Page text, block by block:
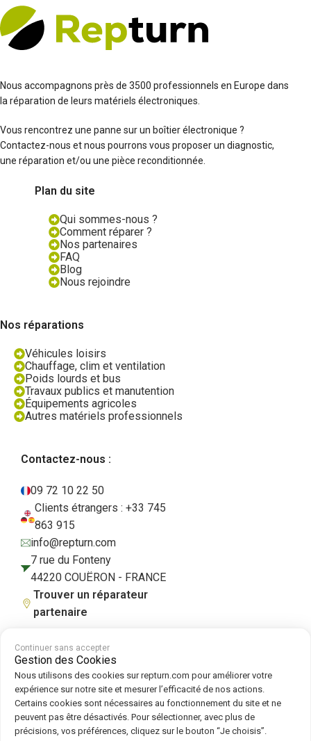
Nous accompagnons près de 3500 professionnels en Europe dans
la réparation de leurs matériels électroniques.
Vous rencontrez une panne sur un boîtier électronique ?
Contactez-nous et nous pourrons vous proposer un diagnostic,
une réparation et/ou une pièce reconditionnée.
Plan du site
Qui sommes-nous ?
Comment réparer ?
Nos partenaires
FAQ
Blog
Nous rejoindre
Nos réparations
Véhicules loisirs
Chauffage, clim et ventilation
Poids lourds et bus
Travaux publics et manutention
Équipements agricoles
Autres matériels professionnels
Contactez-nous :
09 72 10 22 50
Clients étrangers : +33 745
863 915
info@repturn.com
7 rue du Fonteny
44220 COUËRON - FRANCE
Trouver un réparateur
partenaire
CGV| Mentions légales Politique de confidentialité |Cookies
de cookies
Suivez-nous sur :
Continuer sans accepter
Gestion des Cookies
Nous utilisons des cookies sur repturn.com pour améliorer votre
expérience sur notre site et mesurer l’efficacité de nos actions.
Certains cookies sont nécessaires au fonctionnement du site et ne
peuvent pas être désactivés. Pour sélectionner, avec plus de
précisions, vos préférences, cliquez sur le bouton “Je choisis”.